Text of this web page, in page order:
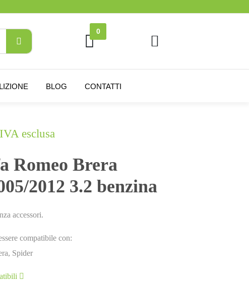
0
BLOG CONTATTI
IVA esclusa
Romeo Brera
2012 3.2 benzina
accessori.
compatibile con:
Spider